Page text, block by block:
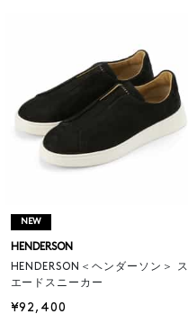
NEW
HENDERSON
HENDERSON＜ヘンダーソン＞ ス
エードスニーカー
¥92,400